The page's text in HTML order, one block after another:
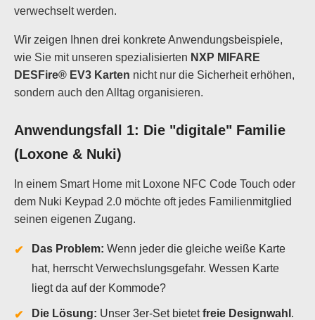
verwechselt werden.
Wir zeigen Ihnen drei konkrete Anwendungsbeispiele,
wie Sie mit unseren spezialisierten NXP MIFARE
DESFire® EV3 Karten nicht nur die Sicherheit erhöhen,
sondern auch den Alltag organisieren.
Anwendungsfall 1: Die "digitale" Familie
(Loxone & Nuki)
In einem Smart Home mit Loxone NFC Code Touch oder
dem Nuki Keypad 2.0 möchte oft jedes Familienmitglied
seinen eigenen Zugang.
Das Problem: Wenn jeder die gleiche weiße Karte
hat, herrscht Verwechslungsgefahr. Wessen Karte
liegt da auf der Kommode?
Die Lösung: Unser 3er-Set bietetfreie Designwahl .